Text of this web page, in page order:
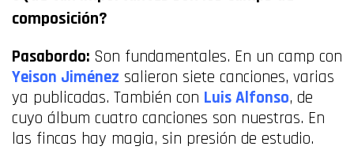
composición?
Pasabordo: Son fundamentales. En un camp con
Yeison Jiménez salieron siete canciones, varias
ya publicadas. También con Luis Alfonso, de
cuyo álbum cuatro canciones son nuestras. En
las fincas hay magia, sin presión de estudio.